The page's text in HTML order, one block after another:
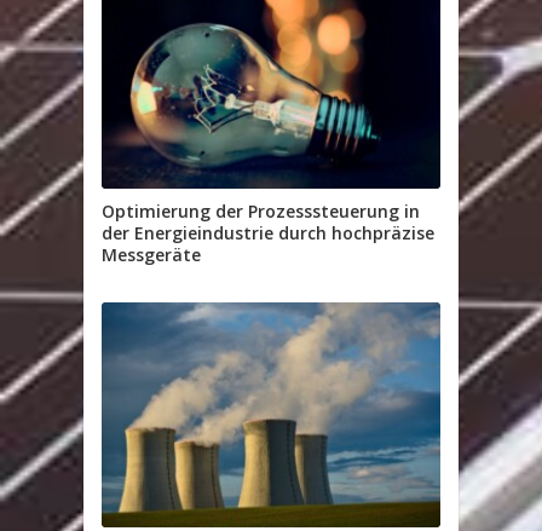
Optimierung der Prozesssteuerung in
der Energieindustrie durch hochpräzise
Messgeräte